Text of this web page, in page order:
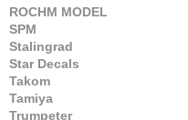
ROCHM MODEL
SPM
Stalingrad
Star Decals
Takom
Tamiya
Trumpeter